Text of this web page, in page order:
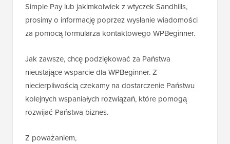
Simple Pay lub jakimkolwiek z wtyczek Sandhills,
prosimy o informację poprzez wysłanie wiadomości
za pomocą formularza kontaktowego WPBeginner.
Jak zawsze, chcę podziękować za Państwa
nieustające wsparcie dla WPBeginner. Z
niecierpliwością czekamy na dostarczenie Państwu
kolejnych wspaniałych rozwiązań, które pomogą
rozwijać Państwa biznes.
Z poważaniem,